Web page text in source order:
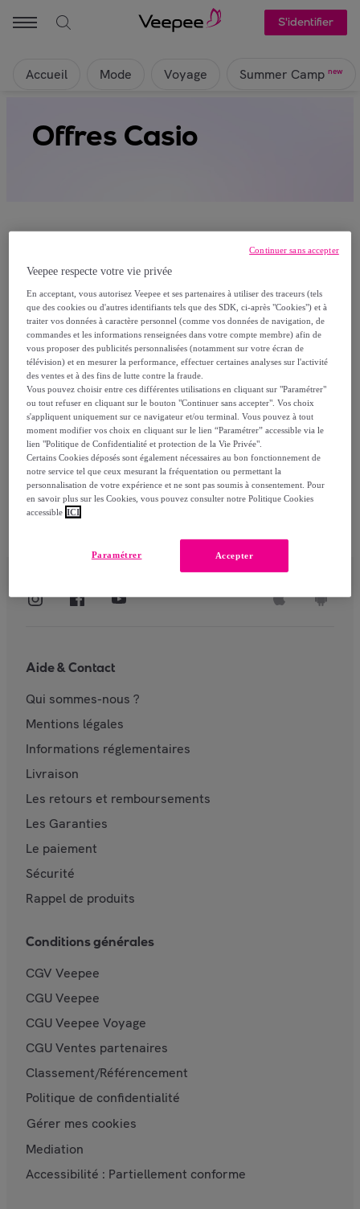
S'identifier
Accueil Mode Voyage Summer Camp new
Offres Casio
Ça alors, aucun produit n’est actuellement
visible sur cette page
Rejoignez-nous et découvrez les articles réservés à
nos membres.
S'identifier
Aide & Contact
Qui sommes-nous ?
Mentions légales
Informations réglementaires
Livraison
Les retours et remboursements
Les Garanties
Le paiement
Sécurité
Rappel de produits
Conditions générales
CGV Veepee
CGU Veepee
CGU Veepee Voyage
CGU Ventes partenaires
Classement/Référencement
Politique de confidentialité
Gérer mes cookies
Mediation
Accessibilité : Partiellement conforme
Veepee respecte votre vie privée
En acceptant, vous autorisez Veepee et ses partenaires à utiliser des traceurs (tels
que des cookies ou d'autres identifiants tels que des SDK, ci-après "Cookies") et à
traiter vos données à caractère personnel (comme vos données de navigation, de
commandes et les informations renseignées dans votre compte membre) afin de
vous proposer des publicités personnalisées (notamment sur votre écran de
télévision) et en mesurer la performance, effectuer certaines analyses sur l'activité
des ventes et à des fins de lutte contre la fraude.
Vous pouvez choisir entre ces différentes utilisations en cliquant sur "Paramétrer"
ou tout refuser en cliquant sur le bouton "Continuer sans accepter". Vos choix
s'appliquent uniquement sur ce navigateur et/ou terminal. Vous pouvez à tout
moment modifier vos choix en cliquant sur le lien “Paramétrer” accessible via le
lien "Politique de Confidentialité et protection de la Vie Privée".
Certains Cookies déposés sont également nécessaires au bon fonctionnement de
notre service tel que ceux mesurant la fréquentation ou permettant la
personnalisation de votre expérience et ne sont pas soumis à consentement. Pour
en savoir plus sur les Cookies, vous pouvez consulter notre Politique Cookies
accessible ICI
Accepter
Paramétrer
Continuer sans accepter